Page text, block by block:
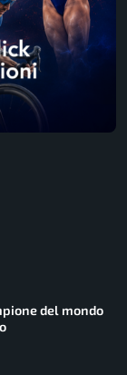
del mondo